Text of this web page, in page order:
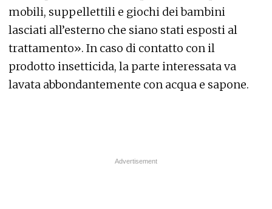
mobili, suppellettili e giochi dei bambini
lasciati all’esterno che siano stati esposti al
trattamento». In caso di contatto con il
prodotto insetticida, la parte interessata va
lavata abbondantemente con acqua e sapone.